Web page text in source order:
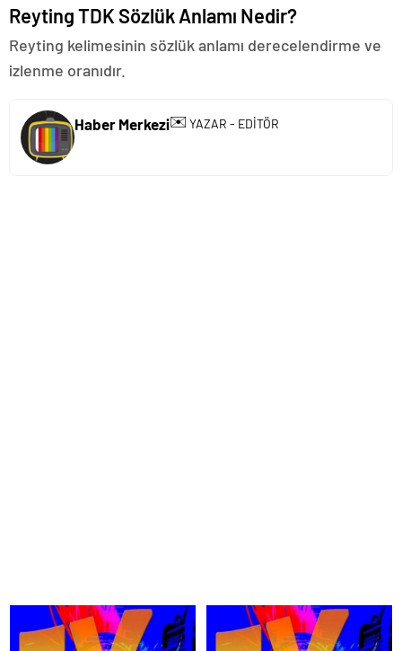
Reyting TDK Sözlük Anlamı Nedir?
Reyting kelimesinin sözlük anlamı derecelendirme ve
izlenme oranıdır.
Haber Merkezi✉️ YAZAR - EDİTÖR